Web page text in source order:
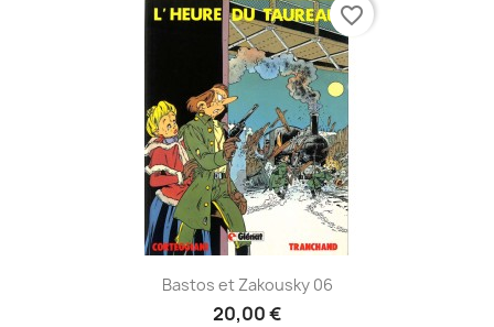
Bastos et Zakousky 06
20,00 €
favorite_border